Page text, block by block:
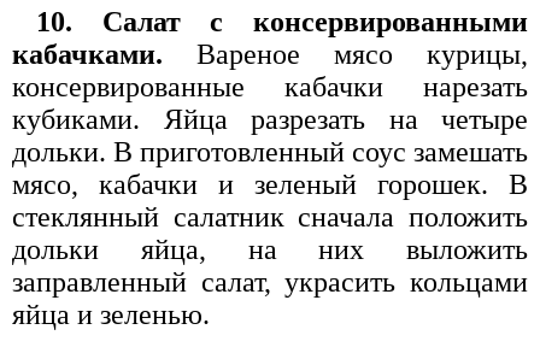
10. Салат с консервированными
кабачками. Вареное мясо курицы,
консервированные кабачки нарезать
кубиками. Яйца разрезать на четыре
дольки. В приготовленный соус замешать
мясо, кабачки и зеленый горошек. В
стеклянный салатник сначала положить
дольки яйца, на них выложить
заправленный салат, украсить кольцами
яйца и зеленью.